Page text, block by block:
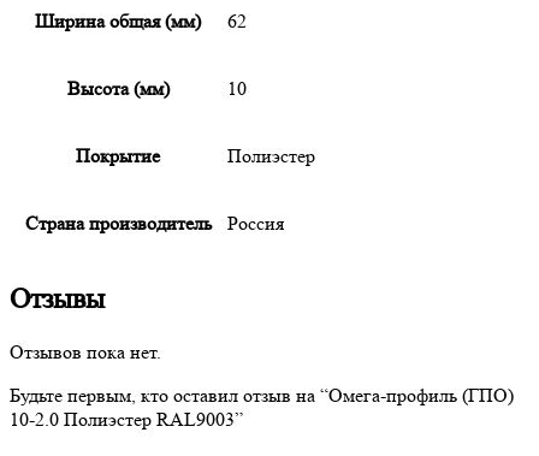
Ширина общая (мм) 62
Высота (мм) 10
Покрытие Полиэстер
Страна производитель Россия
Отзывы
Отзывов пока нет.
Будьте первым, кто оставил отзыв на “Омега-профиль (ГПО)
10-2.0 Полиэстер RAL9003”